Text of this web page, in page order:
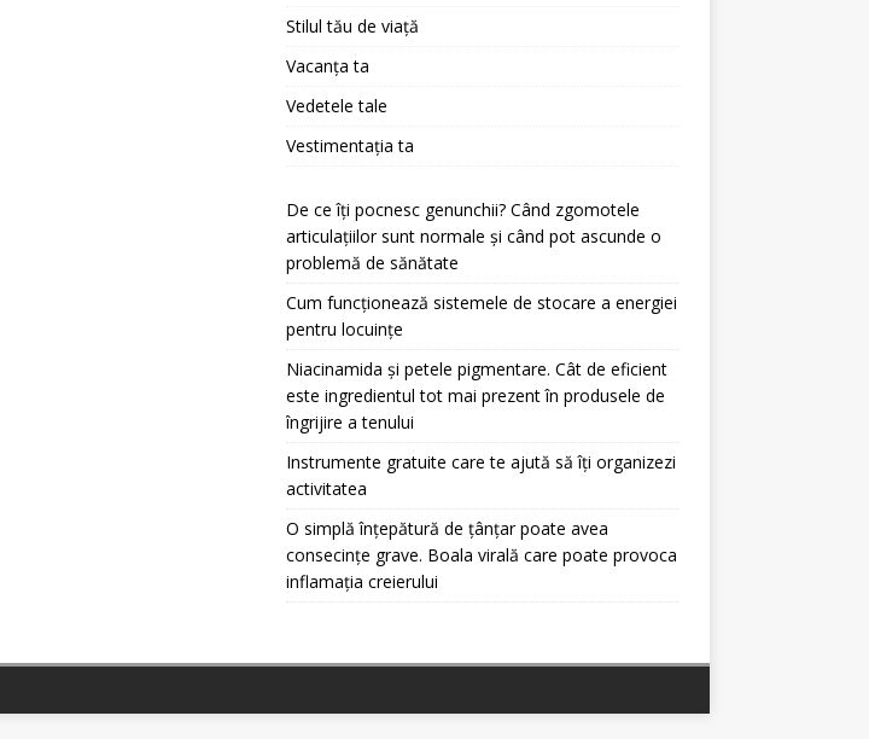
Stilul tău de viață
Vacanța ta
Vedetele tale
Vestimentația ta
De ce îți pocnesc genunchii? Când zgomotele
articulațiilor sunt normale și când pot ascunde o
problemă de sănătate
Cum funcționează sistemele de stocare a energiei
pentru locuințe
Niacinamida și petele pigmentare. Cât de eficient
este ingredientul tot mai prezent în produsele de
îngrijire a tenului
Instrumente gratuite care te ajută să îți organizezi
activitatea
O simplă înțepătură de țânțar poate avea
consecințe grave. Boala virală care poate provoca
inflamația creierului